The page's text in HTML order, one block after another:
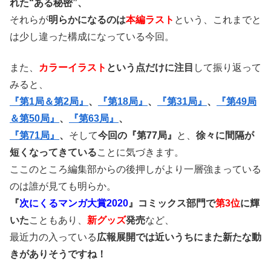
れた“ある秘密”、
それらが明らかになるのは本編ラスト という、これまでと
は少し違った構成になっている今回。
また、 カラーイラスト という点だけに注目 して振り返って
みると、
『第1局＆第2局』 、 『第18局』 、 『第31局』 、
『第49局
＆第50局』 、 『第63局』 、
『第71局』 、 そして今回の『第77局』 と、 徐々に間隔が
短くなってきていることに気づきます。
ここのところ編集部からの後押しがより一層強まっている
のは誰が見ても明らか。
『次にくるマンガ大賞2020 』コミックス部門で第3位に輝
いたこともあり、 新グッズ発売など、
最近力の入っている広報展開では近いうちにまた新たな動
きがありそうですね！